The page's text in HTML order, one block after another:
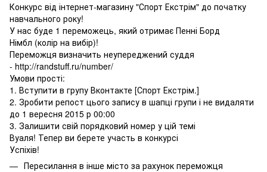
Конкурс від інтернет-магазину "Спорт Екстрім" до початку
навчального року!
У нас буде 1 переможець, який отримає Пенні Борд
Німбл (колір на вибір)!
Переможця визначить неупереджений суддя
- http://randstuff.ru/number/
Умови прості:
1. Вступити в групу Вконтакте [Спорт Екстрім.]
2. Зробити репост цього запису в шапці групи і не видаляти
до 1 вересня 2015 р 00:00
3. Залишити свій порядковий номер у цій темі
Вуаля! Тепер ви берете участь в конкурсі
Успіхів!
Пересилання в інше місто за рахунок переможця